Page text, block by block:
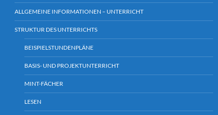
ALLGEMEINE INFORMATIONEN – UNTERRICHT
STRUKTUR DES UNTERRICHTS
BEISPIELSTUNDENPLÄNE
BASIS- UND PROJEKTUNTERRICHT
MINT-FÄCHER
LESEN